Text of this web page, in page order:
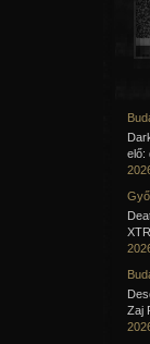
elő:
Zaj